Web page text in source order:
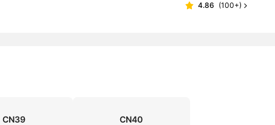
4.86 (100+)
CN39 CN40